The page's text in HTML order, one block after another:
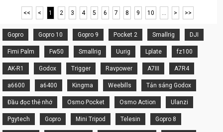
<< < 1 2 3 4 5 6 7 8 9 10 > >>
Gopro Gopro 10 Gopro 9 Pocket 2 Smallrig DJI
Fimi Palm Fw50 Smallrig Uurig Lplate fz100
AK-R1 Godox Trigger Ravpower A7III A7R4
a6600 a6400 Kingma Weebills Tản sáng Godox
Đầu đọc thẻ nhớ Osmo Pocket Osmo Action Ulanzi
Pgytech Gopro Mini Tripod Telesin Gopro 8